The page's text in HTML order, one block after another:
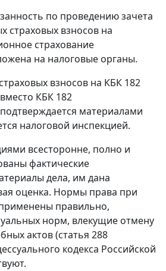
по проведению зачета
страховых взносов на
страхование
на налоговые органы.
взносов на КБК 182
КБК 182
материалами
налоговой инспекцией.
всесторонне, полно и
фактические
дела, им дана
оценка. Нормы права при
правильно,
норм, влекущие отмену
актов (статья 288
кодекса Российской